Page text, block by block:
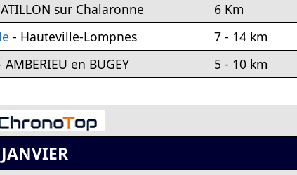
sur Chalaronne
6 Km
- Hauteville-Lompnes
7 - 14 km
AMBERIEU en BUGEY
5 - 10 km
JANVIER